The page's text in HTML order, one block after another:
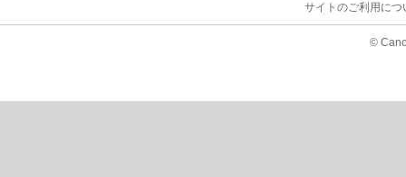
サイトのご利用につ
©